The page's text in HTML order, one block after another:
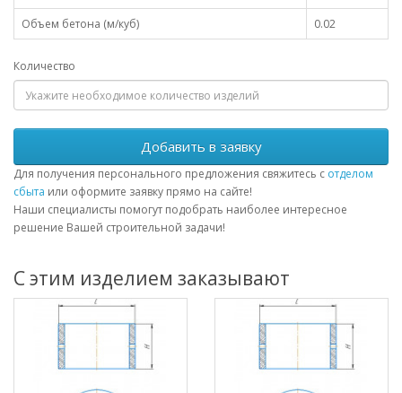
Объем бетона (м/куб)
0.02
Количество
Добавить в заявку
Для получения персонального предложения свяжитесь с отделом
сбыта или оформите заявку прямо на сайте!
Наши специалисты помогут подобрать наиболее интересное
решение Вашей строительной задачи!
С этим изделием заказывают